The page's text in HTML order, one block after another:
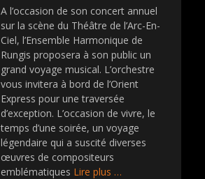
s
e
d
o
n
A l’occasion de son concert annuel
sur la scène du Théâtre de l’Arc-En-
Ciel, l’Ensemble Harmonique de
Rungis proposera à son public un
grand voyage musical. L’orchestre
vous invitera à bord de l’Orient
Express pour une traversée
d’exception. L’occasion de vivre, le
temps d’une soirée, un voyage
légendaire qui a suscité diverses
œuvres de compositeurs
emblématiques Lire plus …